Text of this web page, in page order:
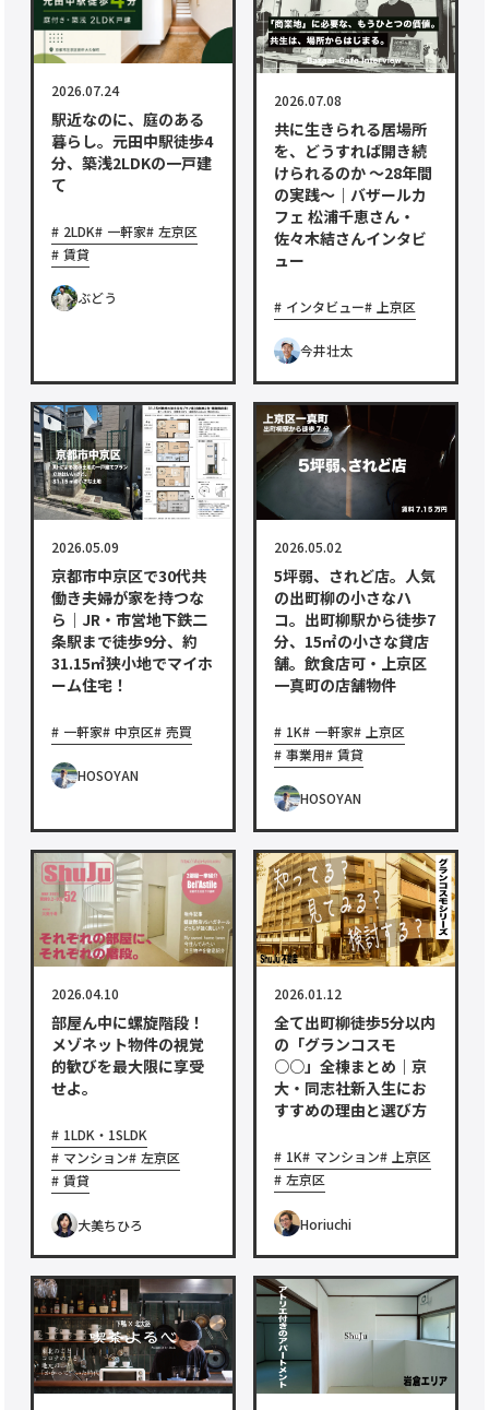
2026.07.24
駅近なのに、庭のある
暮らし。元田中駅徒歩4
分、築浅2LDKの一戸建
て
2LDK 一軒家
左京区
賃貸
ぶどう
2026.07.08
共に生きられる居場所
を、どうすれば開き続
けられるのか ～28年間
の実践～｜バザールカ
フェ 松浦千恵さん・
佐々木結さんインタビ
ュー
インタビュー 上京区
今井壮太
2026.05.09
京都市中京区で30代共
働き夫婦が家を持つな
ら｜JR・市営地下鉄二
条駅まで徒歩9分、約
31.15㎡狭小地でマイホ
ーム住宅！
一軒家 中京区 売買
HOSOYAN
2026.05.02
5坪弱、されど店。人気
の出町柳の小さなハ
コ。出町柳駅から徒歩7
分、15㎡の小さな貸店
舗。飲食店可・上京区
一真町の店舗物件
1K 一軒家
上京区
事業用
賃貸
HOSOYAN
2026.04.10
部屋ん中に螺旋階段！
メゾネット物件の視覚
的歓びを最大限に享受
せよ。
1LDK・1SLDK
マンション
左京区
賃貸
大美ちひろ
2026.01.12
全て出町柳徒歩5分以内
の「グランコスモ
○○」全棟まとめ｜京
大・同志社新入生にお
すすめの理由と選び方
1K マンション
上京区
左京区
Horiuchi